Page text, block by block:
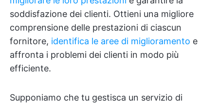
soddisfazione dei clienti. Ottieni una migliore
comprensione delle prestazioni di ciascun
fornitore, identifica le aree di miglioramento e
affronta i problemi dei clienti in modo più
efficiente.
Supponiamo che tu gestisca un servizio di